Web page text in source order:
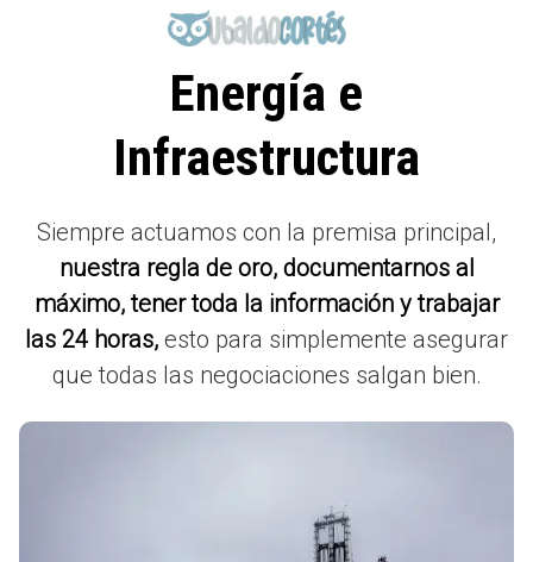
Energía e
Infraestructura
Siempre actuamos con la premisa principal,
nuestra regla de oro, documentarnos al
máximo, tener toda la información y trabajar
las 24 horas, esto para simplemente asegurar
que todas las negociaciones salgan bien.